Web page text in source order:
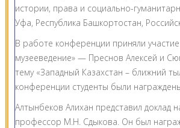
истории, права и социально-
Уфа, Республика Башкортостан,
В работе конференции приняли
музееведение» — Преснов Алексей и
тему «Западный Казахстан – ближний
конференции студенты были
Алтынбеков Алихан представил доклад
профессор М.Н. Сдыкова. Он был